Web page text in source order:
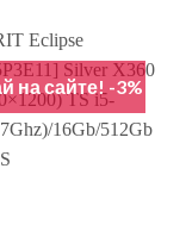
на сайте! -3%